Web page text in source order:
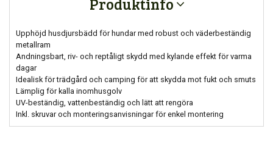
Upphöjd husdjursbädd för hundar med robust och väderbeständig
metallram
Andningsbart, riv- och reptåligt skydd med kylande effekt för varma
dagar
Idealisk för trädgård och camping för att skydda mot fukt och smuts
Lämplig för kalla inomhusgolv
UV-beständig, vattenbeständig och lätt att rengöra
Inkl. skruvar och monteringsanvisningar för enkel montering